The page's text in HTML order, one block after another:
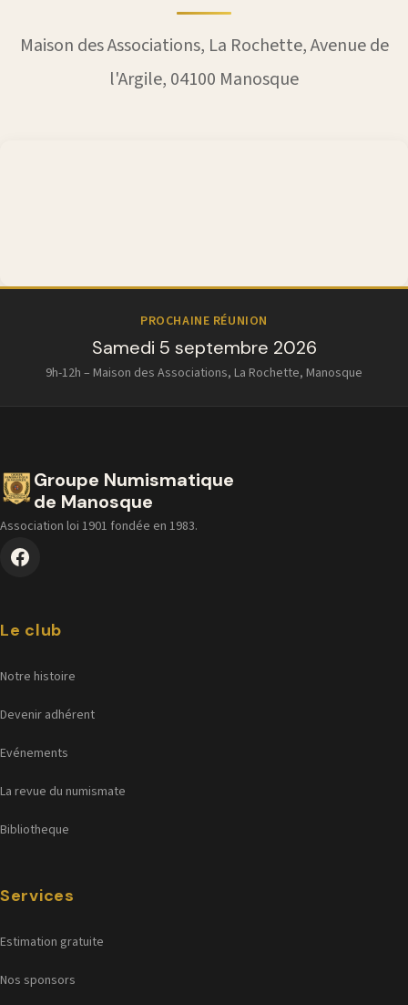
Maison des Associations, La Rochette, Avenue de
l'Argile, 04100 Manosque
PROCHAINE RÉUNION
Samedi 5 septembre 2026
9h-12h – Maison des Associations, La Rochette, Manosque
Groupe Numismatique
de Manosque
Association loi 1901 fondée en 1983.
Le club
Notre histoire
Devenir adhérent
Evénements
La revue du numismate
Bibliotheque
Services
Estimation gratuite
Nos sponsors